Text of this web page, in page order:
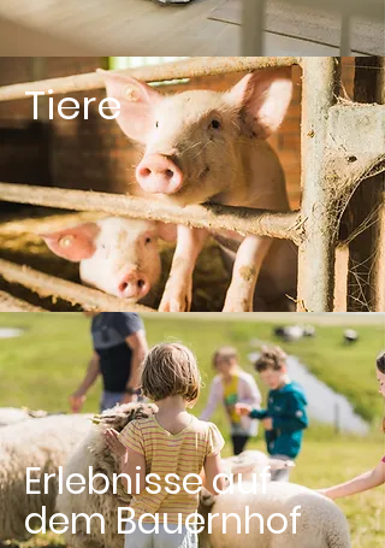
Tiere
Erlebnisse auf
dem Bauernhof